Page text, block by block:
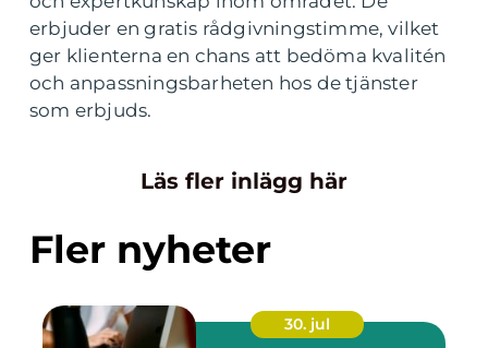
erbjuder en gratis rådgivningstimme, vilket
ger klienterna en chans att bedöma kvalitén
och anpassningsbarheten hos de tjänster
som erbjuds.
Läs fler inlägg här
Fler nyheter
30. jul